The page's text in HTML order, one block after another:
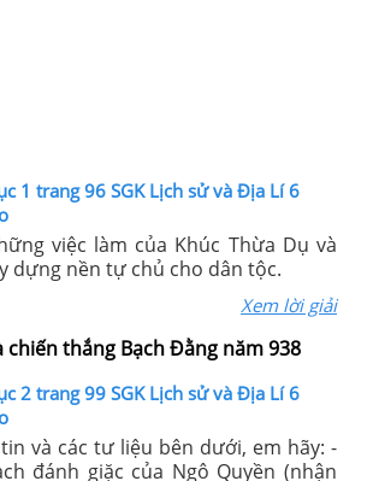
1 trang 96 SGK Lịch sử và Địa Lí 6
việc làm của Khúc Thừa Dụ và
dựng nền tự chủ cho dân tộc.
Xem lời giải
chiến thắng Bạch Đằng năm 938
2 trang 99 SGK Lịch sử và Địa Lí 6
và các tư liệu bên dưới, em hãy: -
đánh giặc của Ngô Quyền (nhận